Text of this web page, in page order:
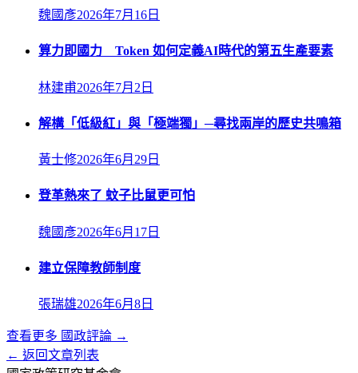
魏國彥2026年7月16日
算力即國力 Token 如何定義AI時代的第五生產要素
林建甫2026年7月2日
解構「低級紅」與「極端獨」─尋找兩岸的歷史共鳴箱
黃士修2026年6月29日
登革熱來了 蚊子比鼠更可怕
魏國彥2026年6月17日
建立保障教師制度
張瑞雄2026年6月8日
查看更多 國政評論 →
← 返回文章列表